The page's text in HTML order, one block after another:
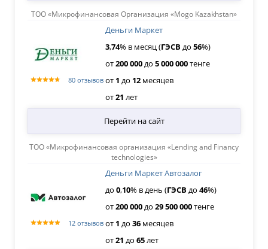
ТОО «Микрофинансовая Организация «Mogo Kazakhstan»
80 отзывов
Деньги Маркет
3,74% в месяц (ГЭСВ до 56%)
от200000до 5000000тенге
от 1 до 12месяцев
от21 лет
ТОО «Микрофинансовая организация «Lending and Financy
technologies»
Перейти на сайт
12 отзывов
Деньги Маркет Автозалог
до 0,10% в день (ГЭСВ до 46%)
от200000до 29500000тенге
от 1 до 36месяцев
от21 до 65лет